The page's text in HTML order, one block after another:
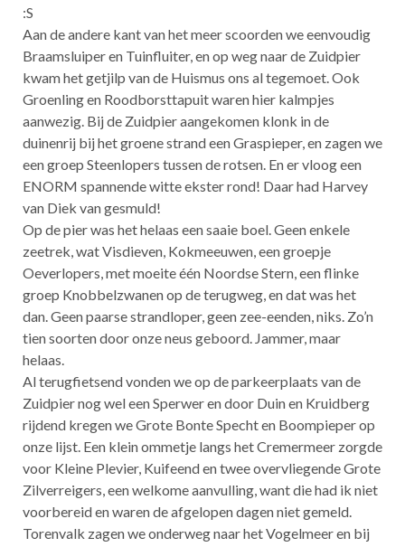
:S
Aan de andere kant van het meer scoorden we eenvoudig
Braamsluiper en Tuinfluiter, en op weg naar de Zuidpier
kwam het getjilp van de Huismus ons al tegemoet. Ook
Groenling en Roodborsttapuit waren hier kalmpjes
aanwezig. Bij de Zuidpier aangekomen klonk in de
duinenrij bij het groene strand een Graspieper, en zagen we
een groep Steenlopers tussen de rotsen. En er vloog een
ENORM spannende witte ekster rond! Daar had Harvey
van Diek van gesmuld!
Op de pier was het helaas een saaie boel. Geen enkele
zeetrek, wat Visdieven, Kokmeeuwen, een groepje
Oeverlopers, met moeite één Noordse Stern, een flinke
groep Knobbelzwanen op de terugweg, en dat was het
dan. Geen paarse strandloper, geen zee-eenden, niks. Zo’n
tien soorten door onze neus geboord. Jammer, maar
helaas.
Al terugfietsend vonden we op de parkeerplaats van de
Zuidpier nog wel een Sperwer en door Duin en Kruidberg
rijdend kregen we Grote Bonte Specht en Boompieper op
onze lijst. Een klein ommetje langs het Cremermeer zorgde
voor Kleine Plevier, Kuifeend en twee overvliegende Grote
Zilverreigers, een welkome aanvulling, want die had ik niet
voorbereid en waren de afgelopen dagen niet gemeld.
Torenvalk zagen we onderweg naar het Vogelmeer en bij